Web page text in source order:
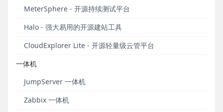
MeterSphere - 开源持续测试平台
Halo - 强大易用的开源建站工具
CloudExplorer Lite - 开源轻量级云管平台
一体机
JumpServer 一体机
Zabbix 一体机
的核心技术、产业化装置，以及高效的运营模式，为
国内外多地设有研发中心和生产基地，在欧洲、美
国、日本等十余个国家设有公司和办事处。以“化学，
新材料领域发展。
作为一家全球化、多元化的集团公司，信息化建设始